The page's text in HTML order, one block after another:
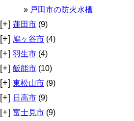
戸田市の防火水槽
[+] 蓮田市 (9)
[+] 鳩ヶ谷市 (4)
[+] 羽生市 (4)
[+] 飯能市 (10)
[+] 東松山市 (9)
[+] 日高市 (9)
[+] 富士見市 (9)